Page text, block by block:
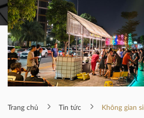
Trang chủ Tin tức Không gian